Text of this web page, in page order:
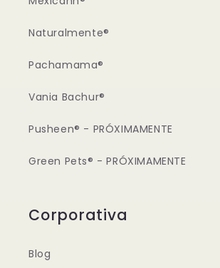
Naturalmente®
Pachamama®
Vania Bachur®
Pusheen® - PRÓXIMAMENTE
Green Pets® - PRÓXIMAMENTE
Corporativa
Blog